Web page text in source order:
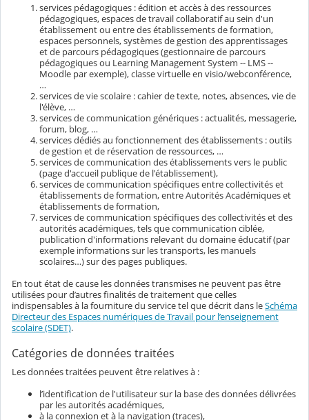
services pédagogiques : édition et accès à des ressources
pédagogiques, espaces de travail collaboratif au sein d'un
établissement ou entre des établissements de formation,
espaces personnels, systèmes de gestion des apprentissages
et de parcours pédagogiques (gestionnaire de parcours
pédagogiques ou Learning Management System -- LMS --
Moodle par exemple), classe virtuelle en visio/webconférence,
…
services de vie scolaire : cahier de texte, notes, absences, vie de
l'élève, …
services de communication génériques : actualités, messagerie,
forum, blog, …
services dédiés au fonctionnement des établissements : outils
de gestion et de réservation de ressources, …
services de communication des établissements vers le public
(page d'accueil publique de l'établissement),
services de communication spécifiques entre collectivités et
établissements de formation, entre Autorités Académiques et
établissements de formation,
services de communication spécifiques des collectivités et des
autorités académiques, tels que communication ciblée,
publication d'informations relevant du domaine éducatif (par
exemple informations sur les transports, les manuels
scolaires…) sur des pages publiques.
En tout état de cause les données transmises ne peuvent pas être
utilisées pour d’autres finalités de traitement que celles
indispensables à la fourniture du service tel que décrit dans leSchéma
Directeur des Espaces numériques de Travail pour l’enseignement
scolaire (SDET).
Catégories de données traitées
Les données traitées peuvent être relatives à :
l’identification de l'utilisateur sur la base des données délivrées
par les autorités académiques,
à la connexion et à la navigation (traces),